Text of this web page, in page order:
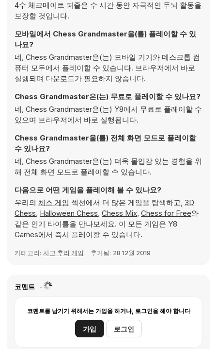
4수 체크메이트 퍼즐은 수 시간 동안 자극적인 두뇌 활동을
보장할 것입니다.
모바일에서 Chess Grandmaster을(를) 플레이할 수 있
나요?
네, Chess Grandmaster은(는) 모바일 기기와 데스크톱 컴
퓨터 모두에서 플레이할 수 있습니다. 브라우저에서 바로
실행되며 다운로드가 필요하지 않습니다.
Chess Grandmaster은(는) 무료로 플레이할 수 있나요?
네, Chess Grandmaster은(는) Y8에서 무료로 플레이할 수
있으며 브라우저에서 바로 실행됩니다.
Chess Grandmaster을(를) 전체 화면 모드로 플레이할
수 있나요?
네, Chess Grandmaster은(는) 더욱 몰입감 있는 경험을 위
해 전체 화면 모드로 플레이할 수 있습니다.
다음으로 어떤 게임을 플레이해 볼 수 있나요?
우리의 체스 게임 섹션에서 더 많은 게임을 탐색하고, 3D
Chess, Halloween Chess, Chess Mix, Chess for Free와
같은 인기 타이틀을 만나보세요. 이 모든 게임은 Y8
Games에서 즉시 플레이할 수 있습니다.
카테고리: 사고 추리 게임 추가됨: 28 12월 2019
코멘트
코멘트를 남기기 위해서는 가입을 하거나, 로그인을 해야 합니다
가입 로그인